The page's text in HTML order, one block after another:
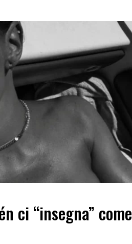
ci “insegna” come